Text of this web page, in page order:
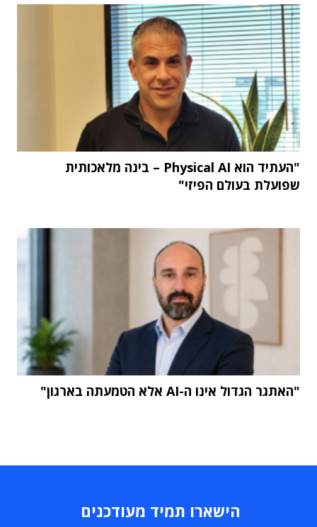
"העתיד הוא Physical AI – בינה מלאכותית
שפועלת בעולם הפיזי"
"האתגר הגדול אינו ה-AI אלא הטמעתה בארגון"
הישארו תמיד מעודכנים